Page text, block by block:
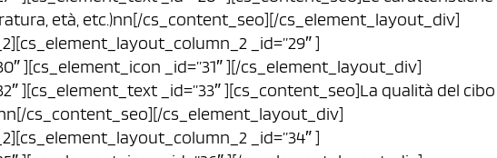
età, etc.)nn[/cs_content_seo][/cs_element_layout_div]
_id=”29″ ]
][cs_element_icon _id=”31″ ][/cs_element_layout_div]
][cs_element_text _id=”33″ ][cs_content_seo]La qualità del cibo
cs_content_seo][/cs_element_layout_div]
_id=”34″ ]